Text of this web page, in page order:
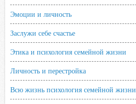
Эмоции и личность
Заслужи себе счастье
Этика и психология семейной жизни
Личность и перестройка
Всю жизнь психология семейной жизни